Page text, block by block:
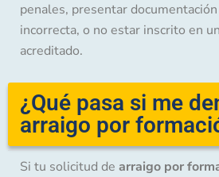
penales, presentar
incorrecta, o no estar inscrito en
acreditado.
¿Qué pasa si me
arraigo por
Si tu solicitud de arraigo por